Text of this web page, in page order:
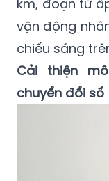
km, đoạn từ
vận động
chiếu sáng
Cải thiện
chuyển đổi số